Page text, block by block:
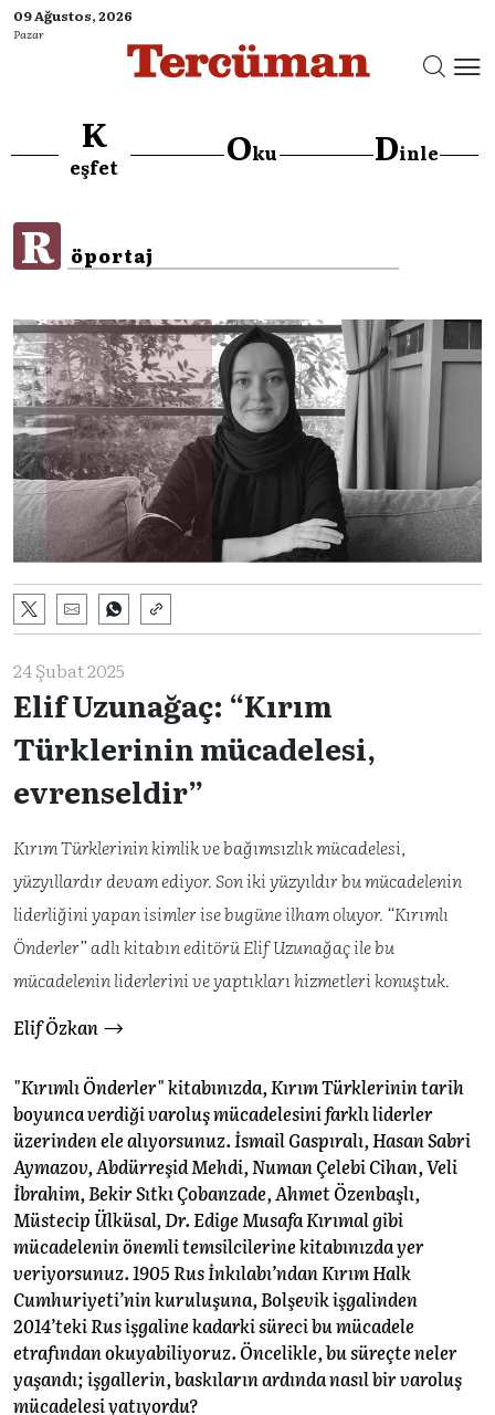
09 Ağustos, 2026
Pazar
K
eşfet Oku Dinle
R öportaj
24 Şubat 2025
Elif Uzunağaç: “Kırım
Türklerinin mücadelesi,
evrenseldir”
Kırım Türklerinin kimlik ve bağımsızlık mücadelesi,
yüzyıllardır devam ediyor. Son iki yüzyıldır bu mücadelenin
liderliğini yapan isimler ise bugüne ilham oluyor. “Kırımlı
Önderler” adlı kitabın editörü Elif Uzunağaç ile bu
mücadelenin liderlerini ve yaptıkları hizmetleri konuştuk.
Elif Özkan
"Kırımlı Önderler" kitabınızda, Kırım Türklerinin tarih
boyunca verdiği varoluş mücadelesini farklı liderler
üzerinden ele alıyorsunuz. İsmail Gaspıralı, Hasan Sabri
Aymazov, Abdürreşid Mehdi, Numan Çelebi Cihan, Veli
İbrahim, Bekir Sıtkı Çobanzade, Ahmet Özenbaşlı,
Müstecip Ülküsal, Dr. Edige Musafa Kırımal gibi
mücadelenin önemli temsilcilerine kitabınızda yer
veriyorsunuz. 1905 Rus İnkılabı’ndan Kırım Halk
Cumhuriyeti’nin kuruluşuna, Bolşevik işgalinden
2014’teki Rus işgaline kadarki süreci bu mücadele
etrafından okuyabiliyoruz. Öncelikle, bu süreçte neler
yaşandı; işgallerin, baskıların ardında nasıl bir varoluş
mücadelesi yatıyordu?